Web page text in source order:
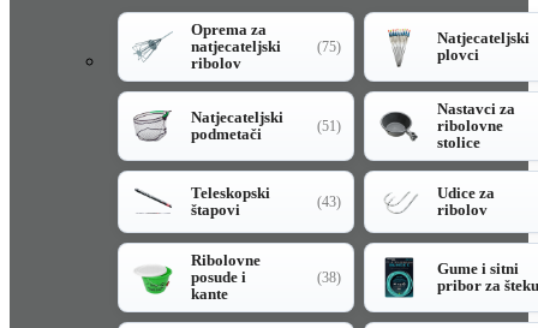
Oprema za
natjecateljski
ribolov
(75)
Natjecateljski
plovci
Natjecateljski
podmetači
(51)
Nastavci za
ribolovne
stolice
Teleskopski
štapovi
(43)
Udice za
ribolov
Ribolovne
posude i
kante
(38)
Gume i sitni
pribor za šteku